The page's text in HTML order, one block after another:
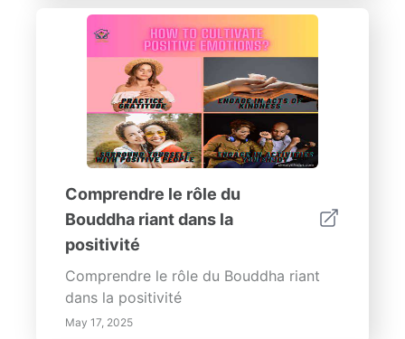
Comprendre le rôle du
Bouddha riant dans la
positivité
Comprendre le rôle du Bouddha riant
dans la positivité
May 17, 2025